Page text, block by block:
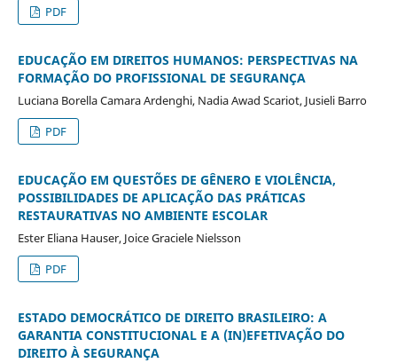
PDF
EDUCAÇÃO EM DIREITOS HUMANOS: PERSPECTIVAS NA
FORMAÇÃO DO PROFISSIONAL DE SEGURANÇA
Luciana Borella Camara Ardenghi, Nadia Awad Scariot, Jusieli Barro
PDF
EDUCAÇÃO EM QUESTÕES DE GÊNERO E VIOLÊNCIA,
POSSIBILIDADES DE APLICAÇÃO DAS PRÁTICAS
RESTAURATIVAS NO AMBIENTE ESCOLAR
Ester Eliana Hauser, Joice Graciele Nielsson
PDF
ESTADO DEMOCRÁTICO DE DIREITO BRASILEIRO: A
GARANTIA CONSTITUCIONAL E A (IN)EFETIVAÇÃO DO
DIREITO À SEGURANÇA